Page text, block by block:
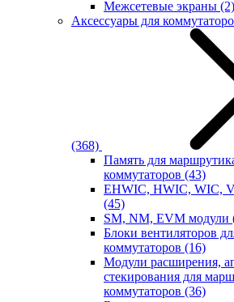
Межсетевые экраны (2)
Аксессуары для
(368)
Память для
коммутаторов (43)
EHWIC, HWIC, WIC,
(45)
SM, NM, EVM модули
Блоки вентиляторов
коммутаторов (16)
Модули расширения,
стекирования для
коммутаторов (36)